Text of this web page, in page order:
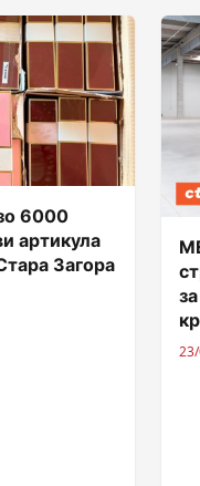
6000
артикула
Загора